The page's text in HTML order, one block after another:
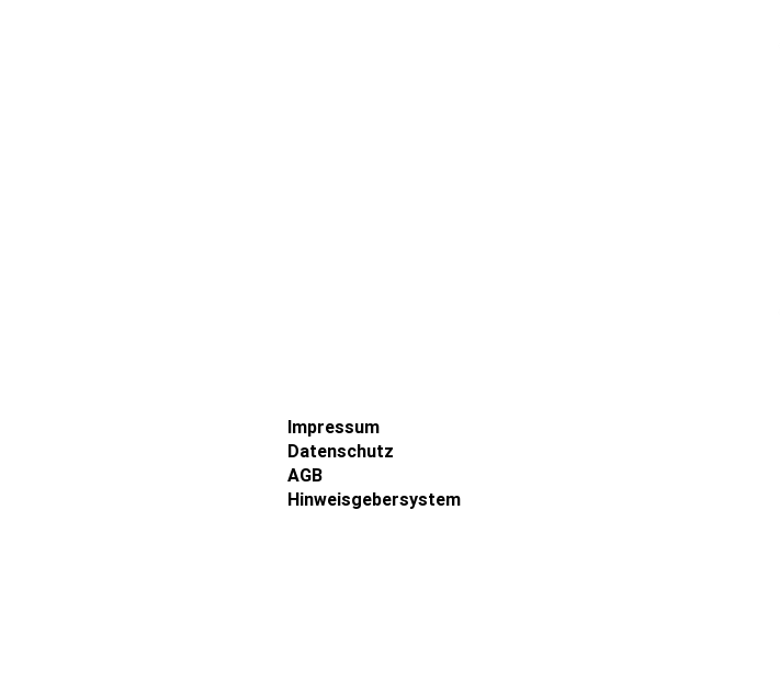
Impressum
Datenschutz
AGB
Hinweisgebersystem